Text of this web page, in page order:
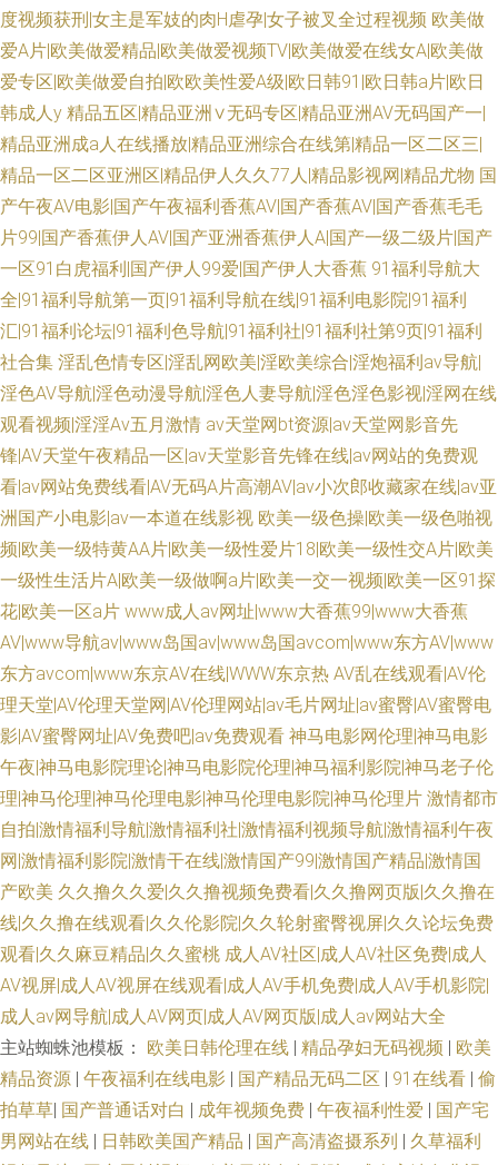
度视频获刑|女主是军妓的肉H虐孕|女子被叉全过程视频 欧美做
爱A片|欧美做爱精品|欧美做爱视频TV|欧美做爱在线女A|欧美做
爱专区|欧美做爱自拍|欧欧美性爱A级|欧日韩91|欧日韩a片|欧日
韩成人y 精品五区|精品亚洲∨无码专区|精品亚洲AV无码国产一|
精品亚洲成a人在线播放|精品亚洲综合在线第|精品一区二区三|
精品一区二区亚洲区|精品伊人久久77人|精品影视网|精品尤物 国
产午夜AV电影|国产午夜福利香蕉AV|国产香蕉AV|国产香蕉毛毛
片99|国产香蕉伊人AV|国产亚洲香蕉伊人A|国产一级二级片|国产
一区91白虎福利|国产伊人99爱|国产伊人大香蕉 91福利导航大
全|91福利导航第一页|91福利导航在线|91福利电影院|91福利
汇|91福利论坛|91福利色导航|91福利社|91福利社第9页|91福利
社合集 淫乱色情专区|淫乱网欧美|淫欧美综合|淫炮福利av导航|
淫色AV导航|淫色动漫导航|淫色人妻导航|淫色淫色影视|淫网在线
观看视频|淫淫Av五月激情 av天堂网bt资源|av天堂网影音先
锋|AV天堂午夜精品一区|av天堂影音先锋在线|av网站的免费观
看|av网站免费线看|AV无码A片高潮AV|av小次郎收藏家在线|av亚
洲国产小电影|av一本道在线影视 欧美一级色操|欧美一级色啪视
频|欧美一级特黄AA片|欧美一级性爱片18|欧美一级性交A片|欧美
一级性生活片A|欧美一级做啊a片|欧美一交一视频|欧美一区91探
花|欧美一区a片 www成人av网址|www大香蕉99|www大香蕉
AV|www导航av|www岛国av|www岛国avcom|www东方AV|www
东方avcom|www东京AV在线|WWW东京热 AV乱在线观看|AV伦
理天堂|AV伦理天堂网|AV伦理网站|av毛片网址|av蜜臀|AV蜜臀电
影|AV蜜臀网址|AV免费吧|av免费观看 神马电影网伦理|神马电影
午夜|神马电影院理论|神马电影院伦理|神马福利影院|神马老子伦
理|神马伦理|神马伦理电影|神马伦理电影院|神马伦理片 激情都市
自拍|激情福利导航|激情福利社|激情福利视频导航|激情福利午夜
网|激情福利影院|激情干在线|激情国产99|激情国产精品|激情国
产欧美 久久撸久久爱|久久撸视频免费看|久久撸网页版|久久撸在
线|久久撸在线观看|久久伦影院|久久轮射蜜臀视屏|久久论坛免费
观看|久久麻豆精品|久久蜜桃 成人AV社区|成人AV社区免费|成人
AV视屏|成人AV视屏在线观看|成人AV手机免费|成人AV手机影院|
成人av网导航|成人AV网页|成人AV网页版|成人av网站大全
主站蜘蛛池模板： 欧美日韩伦理在线 | 精品孕妇无码视频 | 欧美
精品资源 | 午夜福利在线电影 | 国产精品无码二区 | 91在线看 | 偷
拍草草| 国产普通话对白 | 成年视频免费 | 午夜福利性爱 | 国产宅
男网站在线 | 日韩欧美国产精品 | 国产高清盗摄系列 | 久草福利